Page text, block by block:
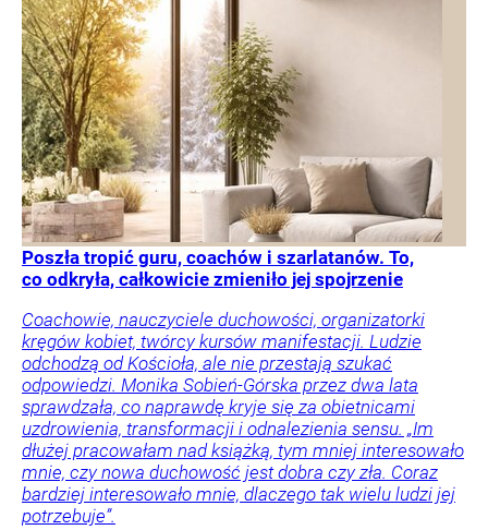
Poszła tropić guru, coachów i szarlatanów. To,
co odkryła, całkowicie zmieniło jej spojrzenie
Coachowie, nauczyciele duchowości, organizatorki
kręgów kobiet, twórcy kursów manifestacji. Ludzie
odchodzą od Kościoła, ale nie przestają szukać
odpowiedzi. Monika Sobień-Górska przez dwa lata
sprawdzała, co naprawdę kryje się za obietnicami
uzdrowienia, transformacji i odnalezienia sensu. „Im
dłużej pracowałam nad książką, tym mniej interesowało
mnie, czy nowa duchowość jest dobra czy zła. Coraz
bardziej interesowało mnie, dlaczego tak wielu ludzi jej
potrzebuje”.